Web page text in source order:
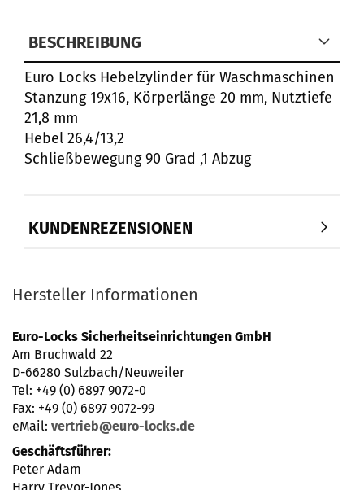
BESCHREIBUNG
Euro Locks Hebelzylinder für Waschmaschinen
Stanzung 19x16, Körperlänge 20 mm, Nutztiefe
21,8 mm
Hebel 26,4/13,2
Schließbewegung 90 Grad ,1 Abzug
KUNDENREZENSIONEN
Hersteller Informationen
Euro-Locks Sicherheitseinrichtungen GmbH
Am Bruchwald 22
D-66280 Sulzbach/Neuweiler
Tel: +49 (0) 6897 9072-0
Fax: +49 (0) 6897 9072-99
eMail: vertrieb@euro-locks.de
Geschäftsführer:
Peter Adam